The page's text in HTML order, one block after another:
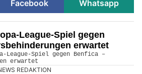
Facebook Whatsapp
League-Spiel gegen
erwartet
REDAKTION